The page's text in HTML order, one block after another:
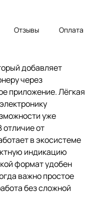
Отзывы Оплата
добавляет
через
приложение. Лёгкая
уже
отличие от
в экосистеме
индикацию
формат удобен
важно простое
без сложной